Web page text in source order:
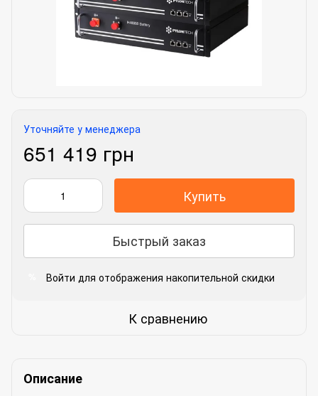
Уточняйте у менеджера
651 419 грн
Купить
Быстрый заказ
Войти для отображения накопительной скидки
К сравнению
Описание